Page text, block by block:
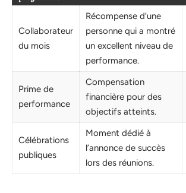
Collaborateur
du mois
Récompense d’une
personne qui a montré
un excellent niveau de
performance.
Prime de
performance
Compensation
financière pour des
objectifs atteints.
Célébrations
publiques
Moment dédié à
l’annonce de succès
lors des réunions.